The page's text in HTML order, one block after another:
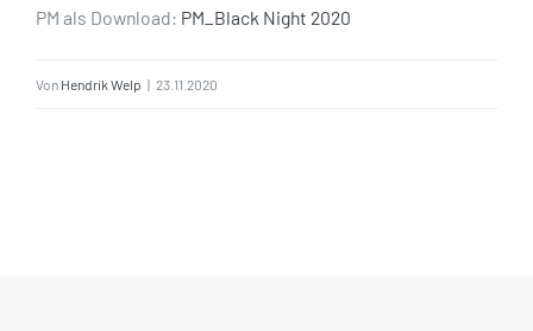
PM als Download: PM_Black Night 2020
Von Hendrik Welp | 23.11.2020